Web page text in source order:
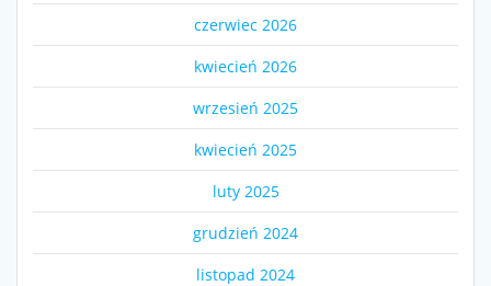
czerwiec 2026
kwiecień 2026
wrzesień 2025
kwiecień 2025
luty 2025
grudzień 2024
listopad 2024